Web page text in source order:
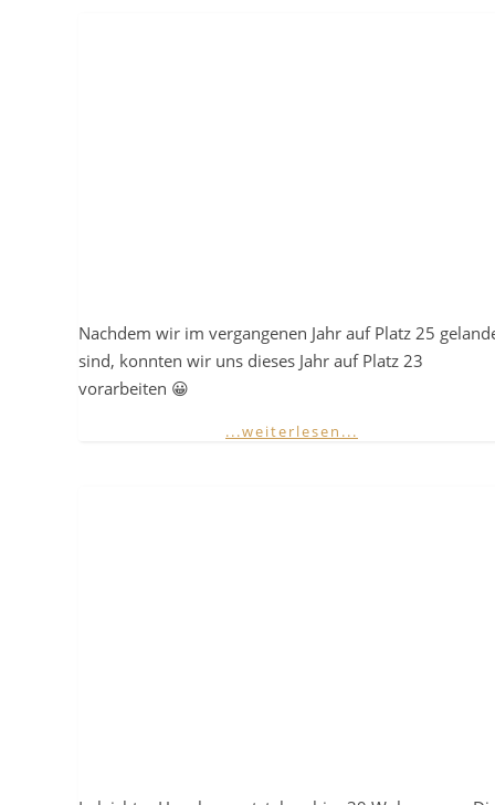
Nachdem wir im vergangenen Jahr auf Platz 25
sind, konnten wir uns dieses Jahr auf Platz 23
vorarbeiten 😀
...weiterlesen...